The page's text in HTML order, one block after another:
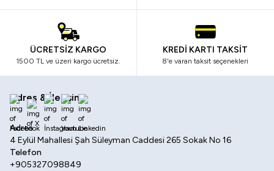
ÜCRETSİZ KARGO
1500 TL ve üzeri kargo ücretsiz.
KREDİ KARTI TAKSİT
8'e varan taksit seçenekleri
Adres & İletişim
Adres
4 Eylül Mahallesi Şah Süleyman Caddesi 265 Sokak No 16
Telefon
+905327098849
Facebook
X İnstagram
Youtube